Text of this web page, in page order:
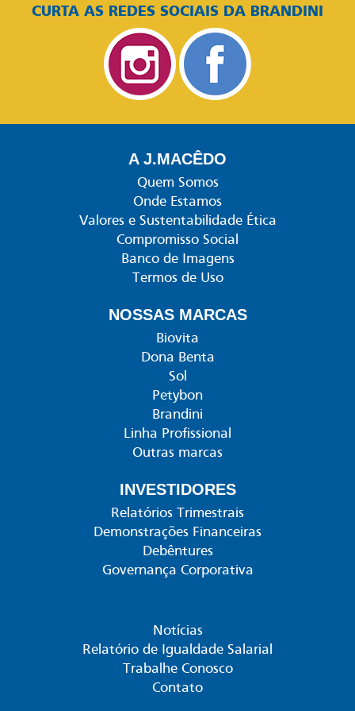
CURTA AS REDES SOCIAIS DA BRANDINI
A J.MACÊDO
Quem Somos
Onde Estamos
Valores e Sustentabilidade Ética
Compromisso Social
Banco de Imagens
Termos de Uso
NOSSAS MARCAS
Biovita
Dona Benta
Sol
Petybon
Brandini
Linha Profissional
Outras marcas
INVESTIDORES
Relatórios Trimestrais
Demonstrações Financeiras
Debêntures
Governança Corporativa
Notícias
Relatório de Igualdade Salarial
Trabalhe Conosco
Contato